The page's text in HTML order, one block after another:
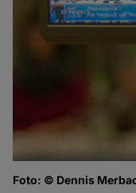
Foto: © Dennis